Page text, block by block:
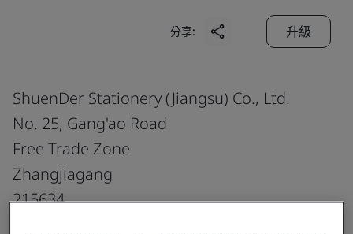
分享: 升級
ShuenDer Stationery (Jiangsu) Co., Ltd.
No. 25, Gang'ao Road
Free Trade Zone
Zhangjiagang
215634